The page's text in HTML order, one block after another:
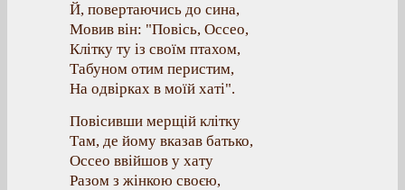
Й, повертаючись до сина,
Мовив він: "Повісь, Оссео,
Клітку ту із своїм птахом,
Табуном отим перистим,
На одвірках в моїй хаті".
Повісивши мерщій клітку
Там, де йому вказав батько,
Оссео ввійшов у хату
Разом з жінкою своєю,